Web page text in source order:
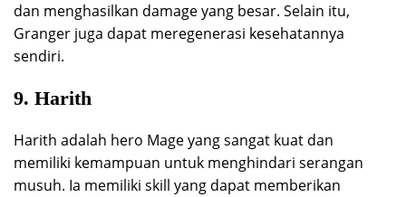
dan menghasilkan damage yang besar. Selain itu,
Granger juga dapat meregenerasi kesehatannya
sendiri.
9. Harith
Harith adalah hero Mage yang sangat kuat dan
memiliki kemampuan untuk menghindari serangan
musuh. Ia memiliki skill yang dapat memberikan